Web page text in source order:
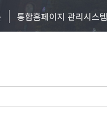
통합홈페이지 관리시스템